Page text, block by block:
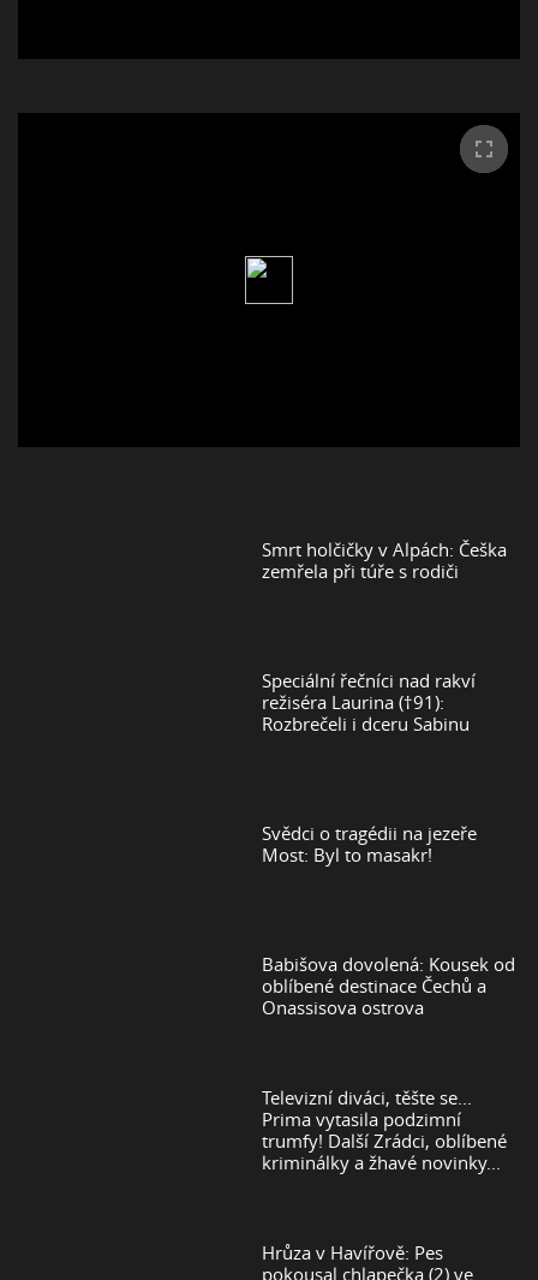
Smrt holčičky v Alpách: Češka
zemřela při túře s rodiči
Speciální řečníci nad rakví
režiséra Laurina (†91):
Rozbrečeli i dceru Sabinu
Svědci o tragédii na jezeře
Most: Byl to masakr!
Babišova dovolená: Kousek od
oblíbené destinace Čechů a
Onassisova ostrova
Televizní diváci, těšte se...
Prima vytasila podzimní
trumfy! Další Zrádci, oblíbené
kriminálky a žhavé novinky...
Hrůza v Havířově: Pes
pokousal chlapečka (2) ve